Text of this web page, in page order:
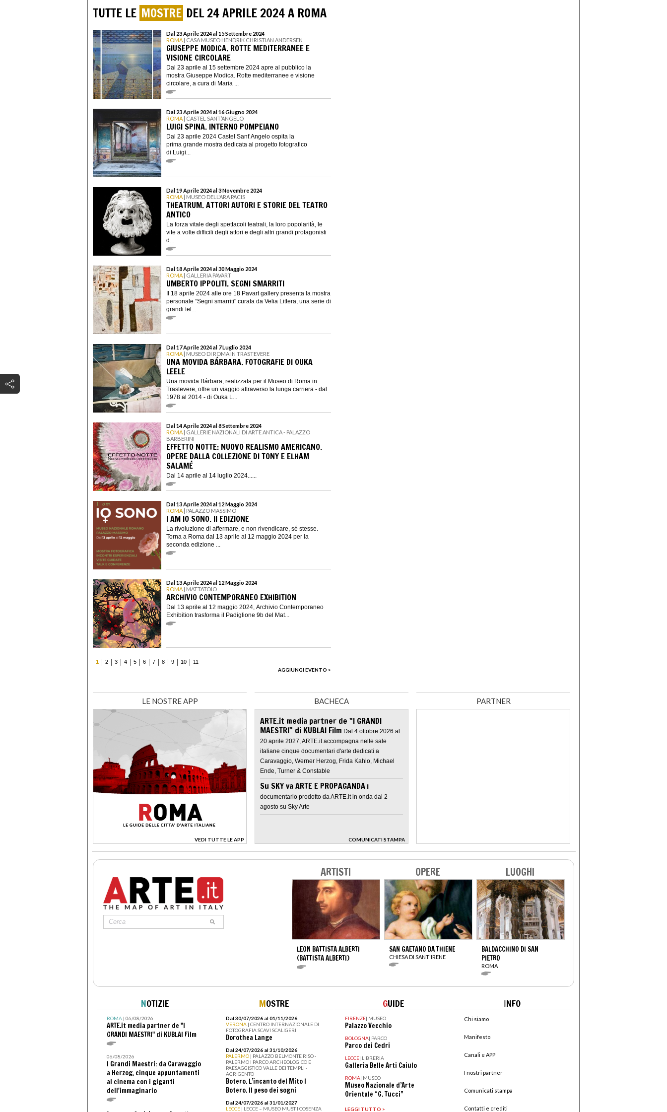
TUTTE LE MOSTRE DEL 24 APRILE 2024 A ROMA
Dal 23 Aprile 2024 al 15 Settembre 2024
ROMA | CASA MUSEO HENDRIK CHRISTIAN ANDERSEN
GIUSEPPE MODICA. ROTTE MEDITERRANEE E
VISIONE CIRCOLARE
Dal 23 aprile al 15 settembre 2024 apre al pubblico la
mostra Giuseppe Modica. Rotte mediterranee e visione
circolare, a cura di Maria ...
Dal 23 Aprile 2024 al 16 Giugno 2024
ROMA | CASTEL SANT’ANGELO
LUIGI SPINA. INTERNO POMPEIANO
Dal 23 aprile 2024 Castel Sant’Angelo ospita la
prima grande mostra dedicata al progetto fotografico
di Luigi...
Dal 19 Aprile 2024 al 3 Novembre 2024
ROMA | MUSEO DELL'ARA PACIS
THEATRUM. ATTORI AUTORI E STORIE DEL TEATRO
ANTICO
La forza vitale degli spettacoli teatrali, la loro popolarità, le
vite a volte difficili degli attori e degli altri grandi protagonisti
d...
Dal 18 Aprile 2024 al 30 Maggio 2024
ROMA | GALLERIA PAVART
UMBERTO IPPOLITI. SEGNI SMARRITI
Il 18 aprile 2024 alle ore 18 Pavart gallery presenta la mostra
personale “Segni smarriti" curata da Velia Littera, una serie di
grandi tel...
Dal 17 Aprile 2024 al 7 Luglio 2024
ROMA | MUSEO DI ROMA IN TRASTEVERE
UNA MOVIDA BÁRBARA. FOTOGRAFIE DI OUKA
LEELE
Una movida Bárbara, realizzata per il Museo di Roma in
Trastevere, offre un viaggio attraverso la lunga carriera - dal
1978 al 2014 - di Ouka L...
Dal 14 Aprile 2024 al 8 Settembre 2024
ROMA | GALLERIE NAZIONALI DI ARTE ANTICA - PALAZZO
BARBERINI
EFFETTO NOTTE: NUOVO REALISMO AMERICANO.
OPERE DALLA COLLEZIONE DI TONY E ELHAM
SALAMÉ
Dal 14 aprile al 14 luglio 2024......
Dal 13 Aprile 2024 al 12 Maggio 2024
ROMA | PALAZZO MASSIMO
I AM IO SONO. II EDIZIONE
La rivoluzione di affermare, e non rivendicare, sé stesse.
Torna a Roma dal 13 aprile al 12 maggio 2024 per la
seconda edizione ...
Dal 13 Aprile 2024 al 12 Maggio 2024
ROMA | MATTATOIO
ARCHIVIO CONTEMPORANEO EXHIBITION
Dal 13 aprile al 12 maggio 2024, Archivio Contemporaneo
Exhibition trasforma il Padiglione 9b del Mat...
1 2 3 4 5 6 7 8 9 10
11
AGGIUNGI EVENTO >
LE NOSTRE APP
VEDI TUTTE LE APP
>
BACHECA
ARTE.it media partner de "I GRANDI
MAESTRI" di KUBLAI Film Dal 4 ottobre 2026 al
20 aprile 2027, ARTE.it accompagna nelle sale
italiane cinque documentari d'arte dedicati a
Caravaggio, Werner Herzog, Frida Kahlo, Michael
Ende, Turner & Constable
Su SKY va ARTE E PROPAGANDA Il
documentario prodotto da ARTE.it in onda dal 2
agosto su Sky Arte
COMUNICATI STAMPA
>
PARTNER
ARTISTI
LEON BATTISTA ALBERTI
(BATTISTA ALBERTI)
OPERE
SAN GAETANO DA THIENE
CHIESA DI SANT'IRENE
LUOGHI
BALDACCHINO DI SAN
PIETRO
ROMA
NOTIZIE
ROMA| 06/08/2026
ARTE.it media partner de "I
GRANDI MAESTRI" di KUBLAI Film
06/08/2026
I Grandi Maestri: da Caravaggio
a Herzog, cinque appuntamenti
al cinema con i giganti
dell'immaginario
MOSTRE
Dal 30/07/2026 al 01/11/2026
VERONA | CENTRO INTERNAZIONALE DI
FOTOGRAFIA SCAVI SCALIGERI
Dorothea Lange
Dal 24/07/2026 al 31/10/2026
PALERMO | PALAZZO BELMONTE RISO -
PALERMO I PARCO ARCHEOLOGICO E
PAESAGGISTICO VALLE DEI TEMPLI -
AGRIGENTO
Botero. L’incanto del Mito I
Botero. Il peso dei sogni
Dal 24/07/2026 al 31/01/2027
LECCE | LECCE – MUSEO MUST I COSENZA
GUIDE
FIRENZE| MUSEO
Palazzo Vecchio
BOLOGNA| PARCO
Parco dei Cedri
LECCE| LIBRERIA
Galleria Belle Arti Caiulo
ROMA| MUSEO
Museo Nazionale d’Arte
Orientale “G. Tucci”
LEGGI TUTTO >
INFO
Chi siamo
Manifesto
Canali e APP
I nostri partner
Comunicati stampa
Contatti e crediti